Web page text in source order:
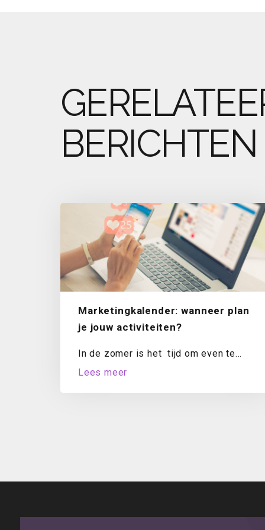
BERICHTEN
Marketingkalender: wanneer plan
je jouw activiteiten?
In de zomer is het tijd om even te
evalueren. Hoe staat het met...
Lees meer